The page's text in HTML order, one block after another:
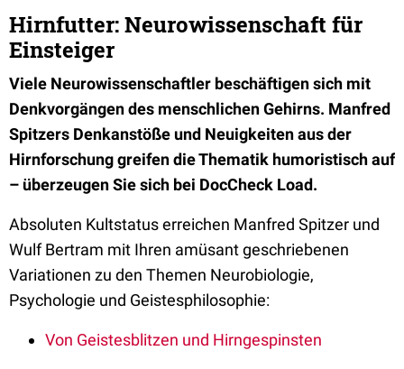
Hirnfutter: Neurowissenschaft für
Einsteiger
Viele Neurowissenschaftler beschäftigen sich mit
Denkvorgängen des menschlichen Gehirns. Manfred
Spitzers Denkanstöße und Neuigkeiten aus der
Hirnforschung greifen die Thematik humoristisch auf
– überzeugen Sie sich bei DocCheck Load.
Absoluten Kultstatus erreichen Manfred Spitzer und
Wulf Bertram mit Ihren amüsant geschriebenen
Variationen zu den Themen Neurobiologie,
Psychologie und Geistesphilosophie:
Von Geistesblitzen und Hirngespinsten